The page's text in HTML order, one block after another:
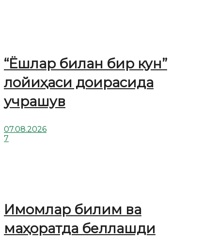
“Ёшлар билан бир кун”
лойиҳаси доирасида
учрашув
07.08.2026
7
Имомлар билим ва
маҳоратда беллашди